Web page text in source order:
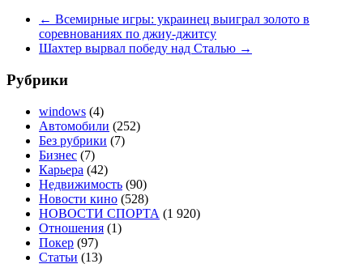
← Всемирные игры: украинец выиграл золото в
соревнованиях по джиу-джитсу
Шахтер вырвал победу над Сталью →
Рубрики
windows (4)
Автомобили (252)
Без рубрики (7)
Бизнес (7)
Карьера (42)
Недвижимость (90)
Новости кино (528)
НОВОСТИ СПОРТА (1 920)
Отношения (1)
Покер (97)
Статьи (13)